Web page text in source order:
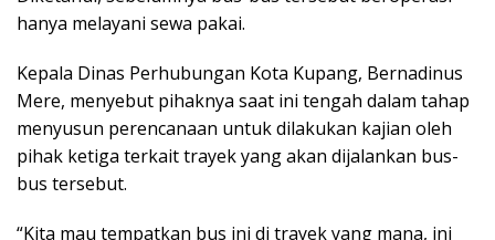
hanya melayani sewa pakai.
Kepala Dinas Perhubungan Kota Kupang, Bernadinus
Mere, menyebut pihaknya saat ini tengah dalam tahap
menyusun perencanaan untuk dilakukan kajian oleh
pihak ketiga terkait trayek yang akan dijalankan bus-
bus tersebut.
“Kita mau tempatkan bus ini di trayek yang mana, ini